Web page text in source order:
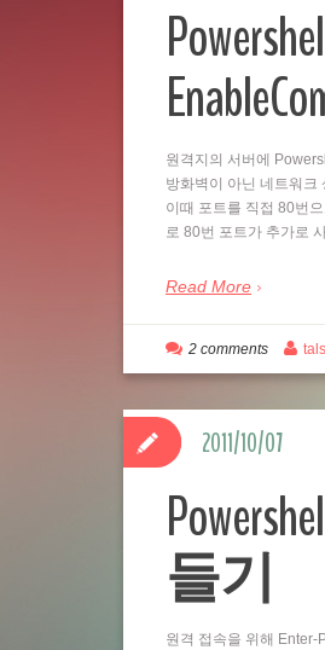
원격지의 서버에
방화벽이 아닌 네트워크
이때 포트를 직접 80번
로 80번 포트가 추가로
Read More
2 comments
들기
원격 접속을 위해
2011/10/07